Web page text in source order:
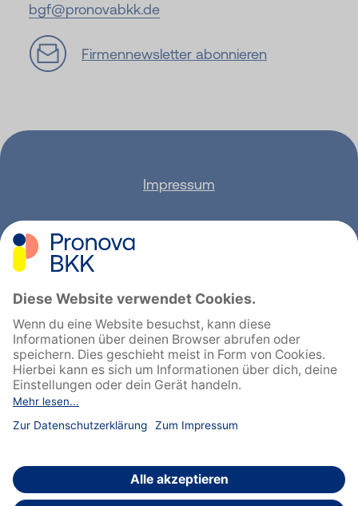
bgf@pronovabkk.de
Firmennewsletter abonnieren
Impressum
Sitemap
Feedback geben
English
Cookie-Einstellungen